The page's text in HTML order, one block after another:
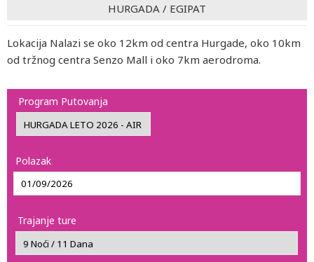
HURGADA / EGIPAT
Lokacija Nalazi se oko 12km od centra Hurgade, oko 10km
od tržnog centra Senzo Mall i oko 7km aerodroma.
Program Putovanja
Polazak
Trajanje ture